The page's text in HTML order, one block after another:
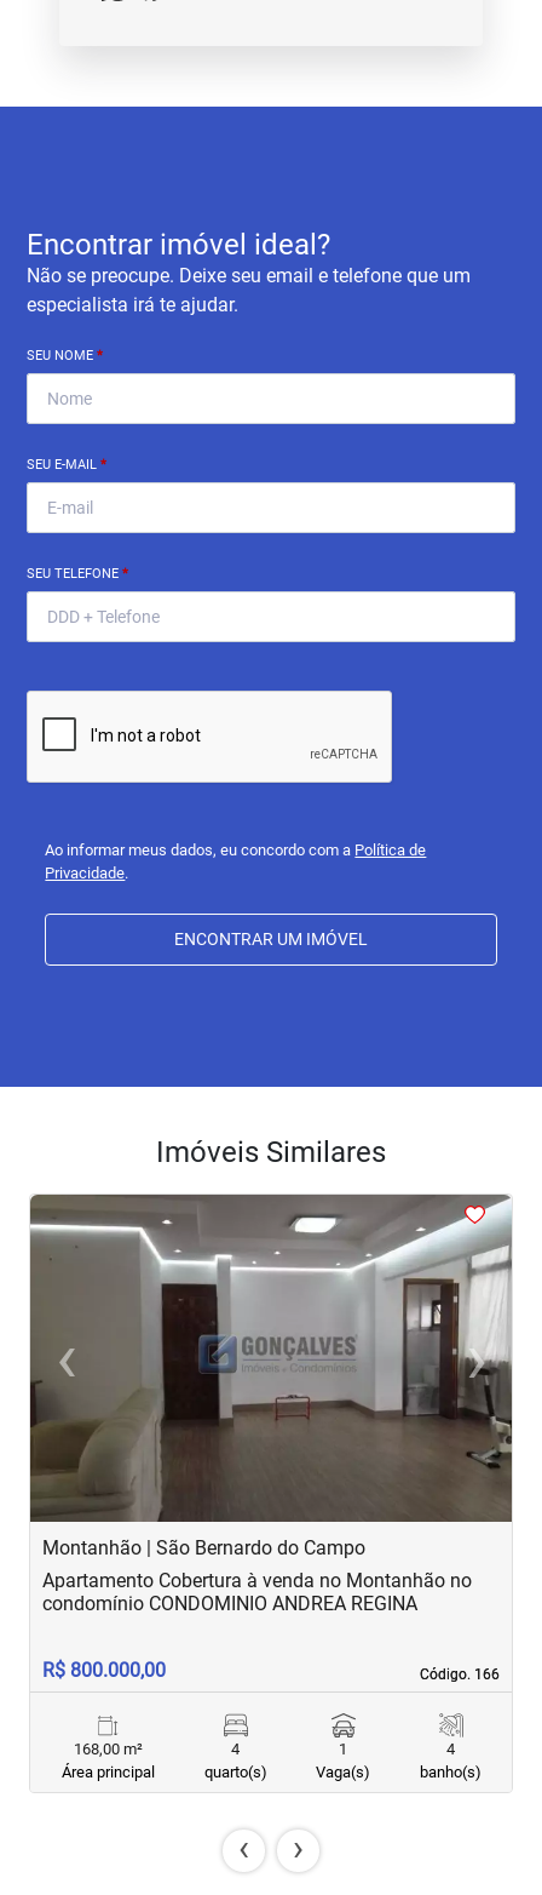
Encontrar imóvel ideal?
Não se preocupe. Deixe seu email e telefone que um
especialista irá te ajudar.
SEU NOME*
SEU E-MAIL*
SEU TELEFONE*
Ao informar meus dados, eu concordo com a Política de
Privacidade.
ENCONTRAR UM IMÓVEL
Imóveis Similares
<
‹Previous ›Next
Montanhão | São Bernardo do Campo
Código. 166
Código. 166
Apartamento Cobertura à venda no Montanhão no
condomínio CONDOMINIO ANDREA REGINA
R$ 800.000,00
168,00 m²
Área principal
4
quarto(s)
1
Vaga(s)
4
banho(s)
‹ ›